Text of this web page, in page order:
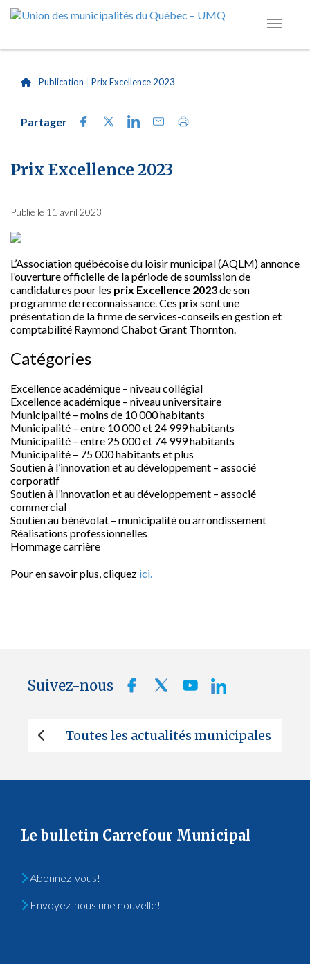
Publication Prix Excellence 2023
Partager
Prix Excellence 2023
Publié le 11 avril 2023
L’Association québécoise du loisir municipal (AQLM) annonce
l’ouverture officielle de la période de soumission de
candidatures pour les prix Excellence 2023de son
programme de reconnaissance. Ces prix sont une
présentation de la firme de services-conseils en gestion et
comptabilité Raymond Chabot Grant Thornton.
Catégories
Excellence académique – niveau collégial
Excellence académique – niveau universitaire
Municipalité – moins de 10 000 habitants
Municipalité – entre 10 000 et 24 999 habitants
Municipalité – entre 25 000 et 74 999 habitants
Municipalité – 75 000 habitants et plus
Soutien à l’innovation et au développement – associé
corporatif
Soutien à l’innovation et au développement – associé
commercial
Soutien au bénévolat – municipalité ou arrondissement
Réalisations professionnelles
Hommage carrière
Pour en savoir plus, cliquez ici.
Suivez-nous
Toutes les actualités municipales
Le bulletin Carrefour Municipal
Abonnez-vous!
Envoyez-nous une nouvelle!